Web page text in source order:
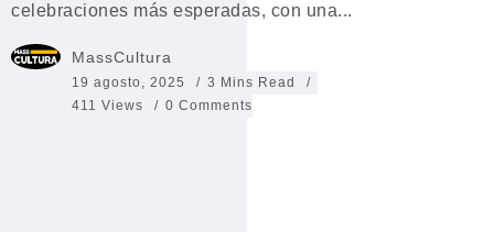
celebraciones más esperadas, con una...
MassCultura
19 agosto, 2025
3 Mins Read
411 Views
0 Comments